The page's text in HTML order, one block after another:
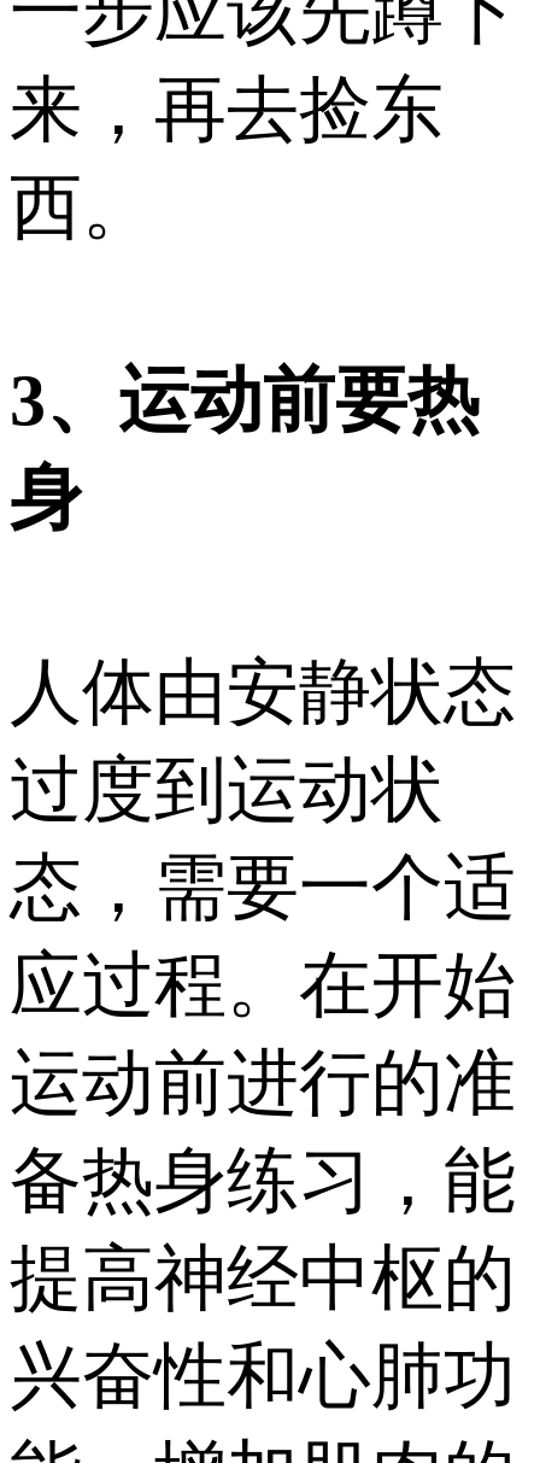
来，再去捡东
西。
3、运动前要热
身
人体由安静状态
过度到运动状
态，需要一个适
应过程。在开始
运动前进行的准
备热身练习，能
提高神经中枢的
兴奋性和心肺功